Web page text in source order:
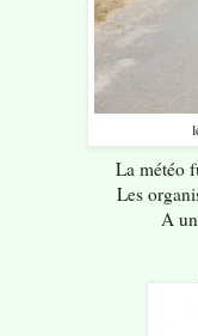
La météo
Les
A